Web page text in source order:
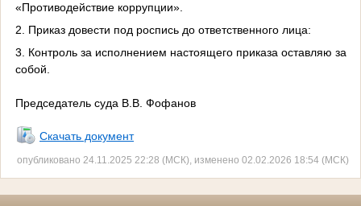
«Противодействие коррупции».
2. Приказ довести под роспись до ответственного лица:
3. Контроль за исполнением настоящего приказа оставляю за
собой.
Председатель суда В.В. Фофанов
Скачать документ
опубликовано 24.11.2025 22:28 (МСК), изменено 02.02.2026 18:54 (МСК)